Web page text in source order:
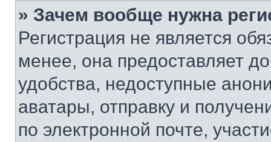
» Зачем вообще нужна
Регистрация не является
менее, она предоставляет
удобства, недоступные
аватары, отправку и
по электронной почте,